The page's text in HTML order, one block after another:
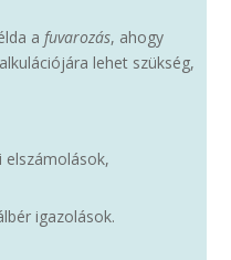
afuvarozás, ahogy
lehet szükség,
elszámolások,
igazolások.